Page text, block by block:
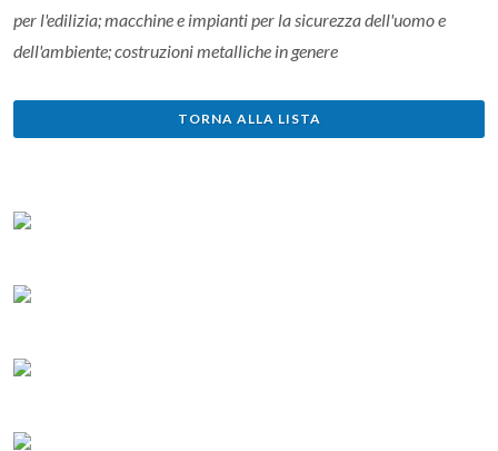
per l'edilizia; macchine e impianti per la sicurezza dell'uomo e
dell'ambiente; costruzioni metalliche in genere
TORNA ALLA LISTA